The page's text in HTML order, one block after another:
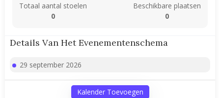
Totaal aantal stoelen
0
Beschikbare plaatsen
0
Details Van Het Evenementenschema
29 september 2026
Kalender Toevoegen